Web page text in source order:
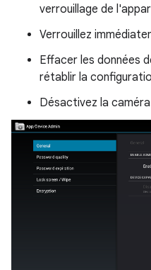
verrouillage de
Verrouillez
Effacer les données
rétablir la
Désactivez la